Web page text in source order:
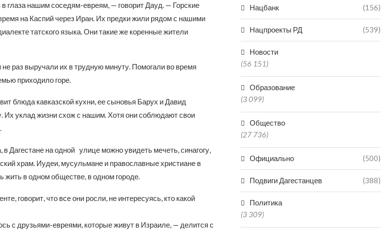
глаза нашим соседям-евреям, — говорит Дауд. — Горские
на Каспий через Иран. Их предки жили рядом с нашими
татского языка. Они такие же коренные жители
не раз выручали их в трудную минуту. Помогали во время
приходило горе.
блюда кавказской кухни, ее сыновья Барух и Давид
Их уклад жизни схож с нашим. Хотя они соблюдают свои
Дагестане на одной улице можно увидеть мечеть, синагогу,
храм. Иудеи, мусульмане и православные христиане в
жить в одном обществе, в одном городе.
говорит, что все они росли, не интересуясь, кто какой
с друзьями-евреями, которые живут в Израиле, — делится с
Нацбанк (156)
Нацпроекты РД (539)
Новости
(56 151)
Образование
(3 099)
Общество
(27 736)
Официально (500)
Подвиги Дагестанцев (388)
Политика
(3 309)